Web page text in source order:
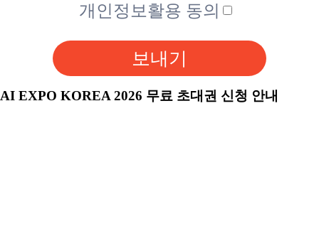
개인정보활용 동의
보내기
AI EXPO KOREA 2026 무료 초대권 신청 안내